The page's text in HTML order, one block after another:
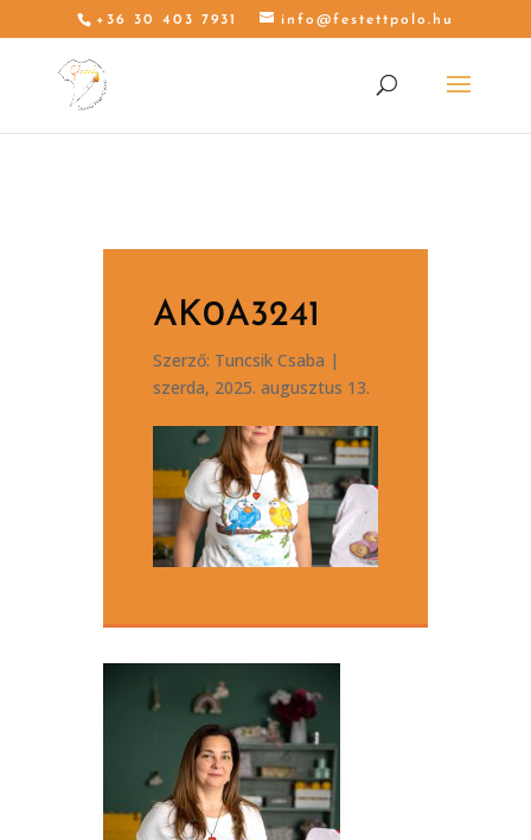
+36 30 403 7931 info@festettpolo.hu
AK0A3241
Szerző: Tuncsik Csaba |
szerda, 2025. augusztus 13.